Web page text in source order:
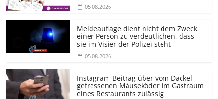
05.08.2026
Meldeauflage dient nicht dem Zweck
einer Person zu verdeutlichen, dass
sie im Visier der Polizei steht
05.08.2026
Instagram-Beitrag über vom Dackel
gefressenen Mäuseköder im Gastraum
eines Restaurants zulässig